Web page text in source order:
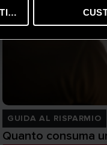
GUIDA AL RISPARMIO
Quanto consuma